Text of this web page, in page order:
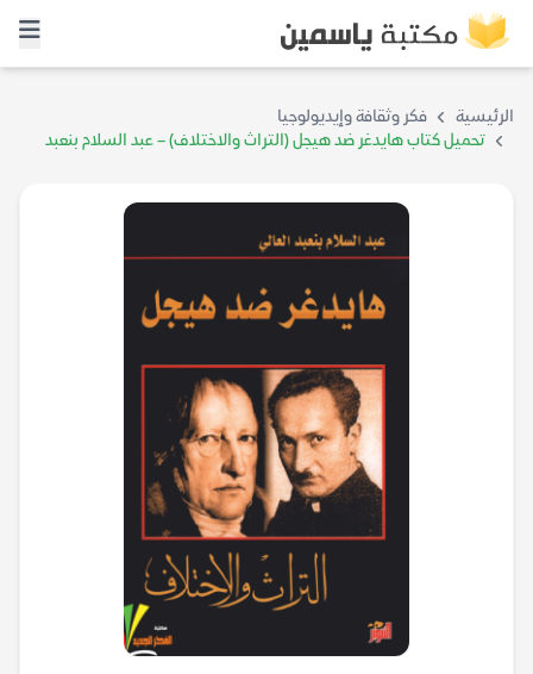
الرئيسية
فكر وثقافة وإيديولوجيا
تحميل كتاب هايدغر ضد هيجل (التراث والاختلاف) – عبد السلام بنعبد